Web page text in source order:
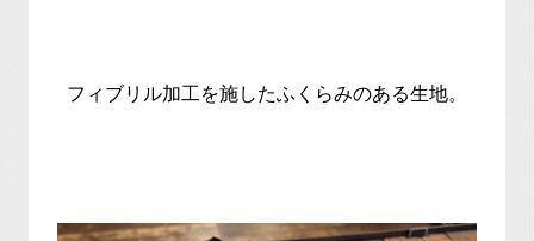
フィブリル加工を施したふくらみのある生地。